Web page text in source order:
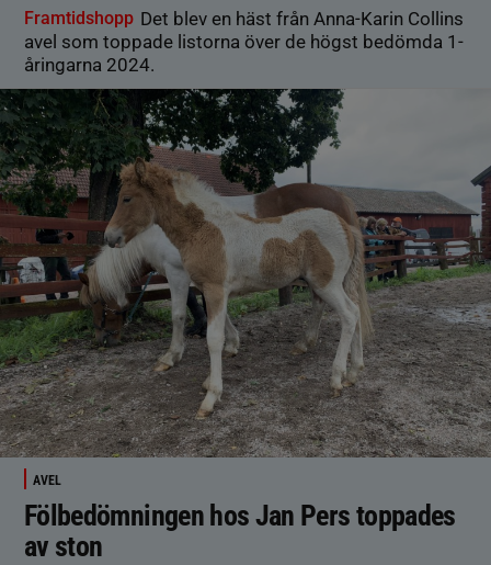
Framtidshopp Det blev en häst från Anna-Karin Collins
avel som toppade listorna över de högst bedömda 1-
åringarna 2024.
AVEL
Fölbedömningen hos Jan Pers toppades
av ston